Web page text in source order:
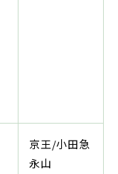
京王/小田急
永山